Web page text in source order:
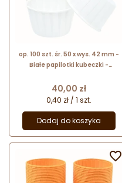
op. 100 szt. śr. 50 x wys. 42 mm -
Białe papilotki kubeczki -
babeczek
Cena
40,00 zł
0,40 zł / 1 szt.
Dodaj do koszyka
